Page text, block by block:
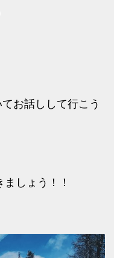
お話しして行こう
しょう！！